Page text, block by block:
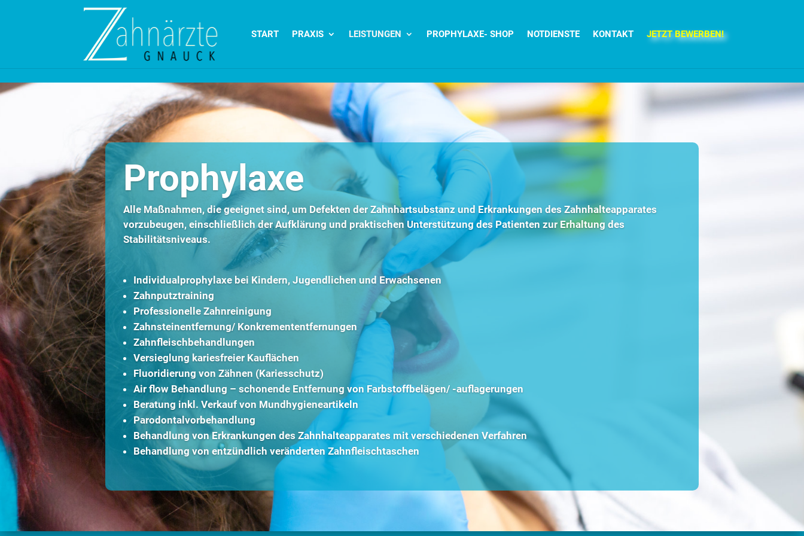
START PRAXIS LEISTUNGEN PROPHYLAXE- SHOP NOTDIENSTE KONTAKT JETZT BEWERBEN!
Prophylaxe
Alle Maßnahmen, die geeignet sind, um Defekten der Zahnhartsubstanz und Erkrankungen des Zahnhalteapparates
vorzubeugen, einschließlich der Aufklärung und praktischen Unterstützung des Patienten zur Erhaltung des
Stabilitätsniveaus.
Individualprophylaxe bei Kindern, Jugendlichen und Erwachsenen
Zahnputztraining
Professionelle Zahnreinigung
Zahnsteinentfernung/ Konkremententfernungen
Zahnfleischbehandlungen
Versieglung kariesfreier Kauflächen
Fluoridierung von Zähnen (Kariesschutz)
Air flow Behandlung – schonende Entfernung von Farbstoffbelägen/ -auflagerungen
Beratung inkl. Verkauf von Mundhygieneartikeln
Parodontalvorbehandlung
Behandlung von Erkrankungen des Zahnhalteapparates mit verschiedenen Verfahren
Behandlung von entzündlich veränderten Zahnfleischtaschen